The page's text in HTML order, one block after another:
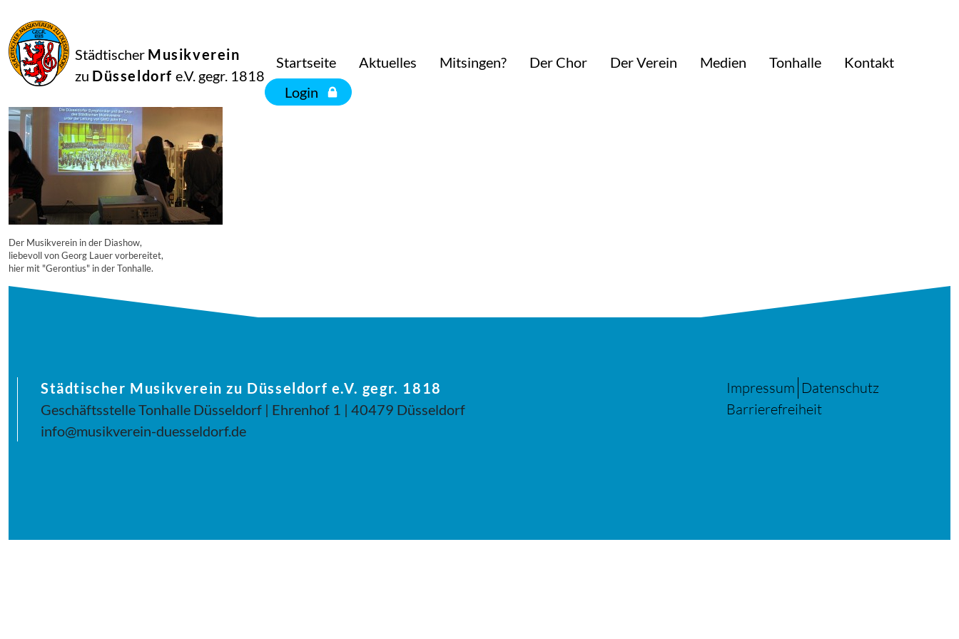
Städtischer Musikverein
zu Düsseldorf e.V. gegr. 1818
Startseite Aktuelles Mitsingen? Der Chor Der Verein Medien Tonhalle
Kontakt
Login
September
2014
Manfred Hill
5928
Der Musikverein in der Diashow,
liebevoll von Georg Lauer vorbereitet,
hier mit "Gerontius" in der Tonhalle.
Städtischer Musikverein zu Düsseldorf e.V. gegr. 1818
Geschäftsstelle Tonhalle Düsseldorf | Ehrenhof 1 | 40479 Düsseldorf
info@musikverein-duesseldorf.de
Impressum Datenschutz
Barrierefreiheit